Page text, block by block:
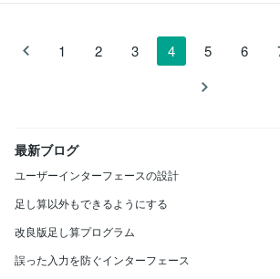
1 2 3 4 5 6
最新ブログ
ユーザーインターフェースの設計
足し算以外もできるようにする
改良版足し算プログラム
誤った入力を防ぐインターフェース